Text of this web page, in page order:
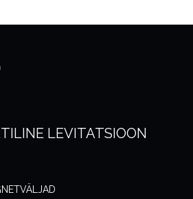
LEVITATSIOON